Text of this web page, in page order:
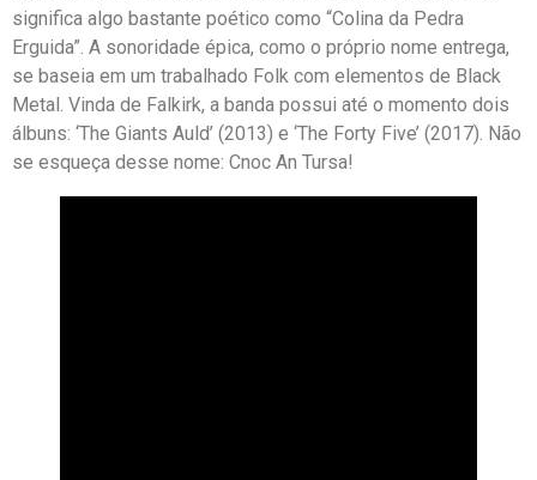
significa algo bastante poético como “Colina da Pedra
Erguida”. A sonoridade épica, como o próprio nome entrega,
se baseia em um trabalhado Folk com elementos de Black
Metal. Vinda de Falkirk, a banda possui até o momento dois
álbuns: ‘The Giants Auld’ (2013) e ‘The Forty Five’ (2017). Não
se esqueça desse nome: Cnoc An Tursa!